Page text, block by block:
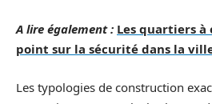
A lire également : Les quartiers
point sur la sécurité dans la
Les typologies de construction